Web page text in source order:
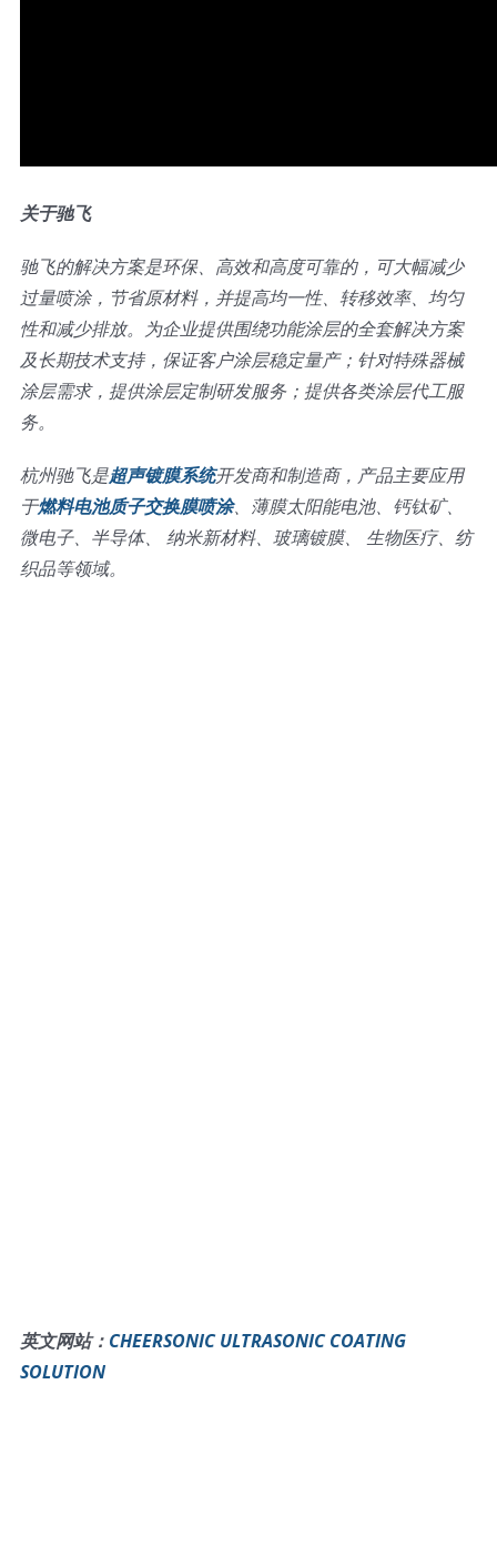
关于驰飞
驰飞的解决方案是环保、高效和高度可靠的，可大幅减少
过量喷涂，节省原材料，并提高均一性、转移效率、均匀
性和减少排放。为企业提供围绕功能涂层的全套解决方案
及长期技术支持，保证客户涂层稳定量产；针对特殊器械
涂层需求，提供涂层定制研发服务；提供各类涂层代工服
务。
杭州驰飞是超声镀膜系统开发商和制造商，产品主要应用
于燃料电池质子交换膜喷涂、薄膜太阳能电池、钙钛矿、
微电子、半导体、 纳米新材料、玻璃镀膜、 生物医疗、纺
织品等领域。
英文网站： CHEERSONIC ULTRASONIC COATING
SOLUTION